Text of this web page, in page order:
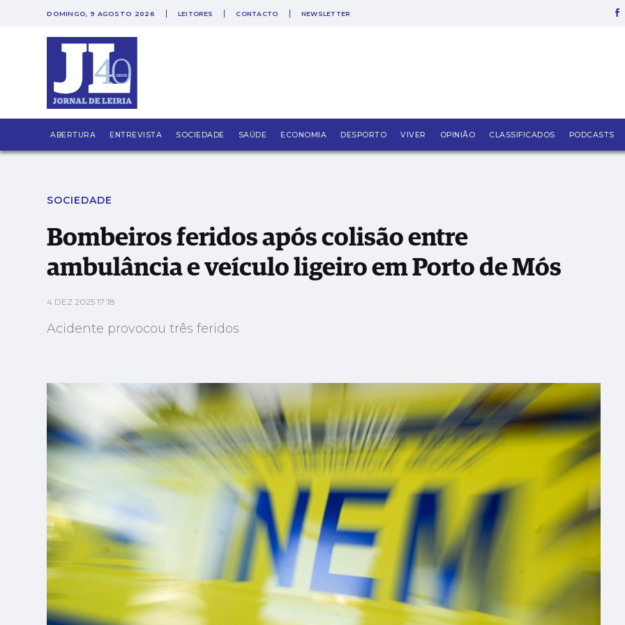
DOMINGO, 9 AGOSTO 2026 LEITORES CONTACTO NEWSLETTER
ABERTURA ENTREVISTA SOCIEDADE SAÚDE ECONOMIA DESPORTO VIVER OPINIÃO CLASSIFICADOS PODCASTS
Bombeiros feridos após colisão entre ambulância e veículo ligeiro em Porto de Mós
SOCIEDADE
Bombeiros feridos após colisão entre
ambulância e veículo ligeiro em Porto de Mós
4 DEZ 2025 17:18
Acidente provocou três feridos